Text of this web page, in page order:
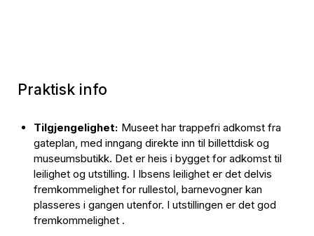
Praktisk info
Tilgjengelighet: Museet har trappefri adkomst fra
gateplan, med inngang direkte inn til billettdisk og
museumsbutikk. Det er heis i bygget for adkomst til
leilighet og utstilling. I Ibsens leilighet er det delvis
fremkommelighet for rullestol, barnevogner kan
plasseres i gangen utenfor. I utstillingen er det god
fremkommelighet .